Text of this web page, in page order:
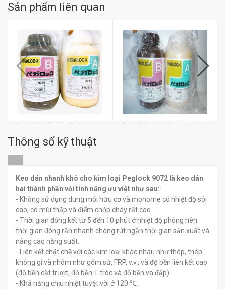
Sản phẩm liên quan
Keo dán nhanh khô cho
0
Keo dán Epoxy AB nhanh
0
Thông số kỹ thuật
Keo dán nhanh khô cho kim loại Peglock 9072 là keo dán
hai thành phần với tính năng ưu việt như sau:
- Không sử dụng dung môi hữu cơ và monome có nhiệt độ sôi
cao, có mùi thấp và điểm chớp cháy rất cao.
- Thời gian đông kết từ 5 đến 10 phút ở nhiệt độ phòng nên
thời gian đóng rắn nhanh chóng rút ngắn thời gian sản xuất và
nâng cao năng suất.
- Liên kết chặt chẽ với các kim loại khác nhau như thép, thép
không gỉ và nhôm như gốm sứ, FRP, v.v., và độ bền liên kết cao
(độ bền cắt trượt, độ bền T-tróc và độ bền va đập).
- Khả năng chịu nhiệt tuyệt vời ở 120 ℃.